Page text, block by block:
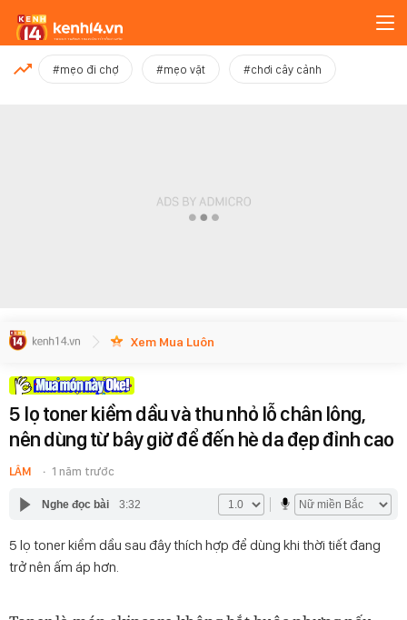
MỚI NHẤT
#mẹo đi chợ #mẹo vặt #chơi cây cảnh
Xem Mua Luôn
5 lọ toner kiềm dầu và thu nhỏ lỗ chân lông,
nên dùng từ bây giờ để đến hè da đẹp đỉnh cao
LÂM 1 năm trước
Nghe đọc bài 3:32
5 lọ toner kiềm dầu sau đây thích hợp để dùng khi thời tiết đang
trở nên ấm áp hơn.